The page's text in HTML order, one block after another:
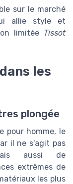
sur le marché
allie style et
limitée Tissot
les
plongée
pour homme, le
il ne s'agit pas
aussi de
extrêmes de
les plus